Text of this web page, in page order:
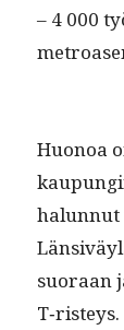
– 4 000
Huonoa
halun­nut
suo­raan